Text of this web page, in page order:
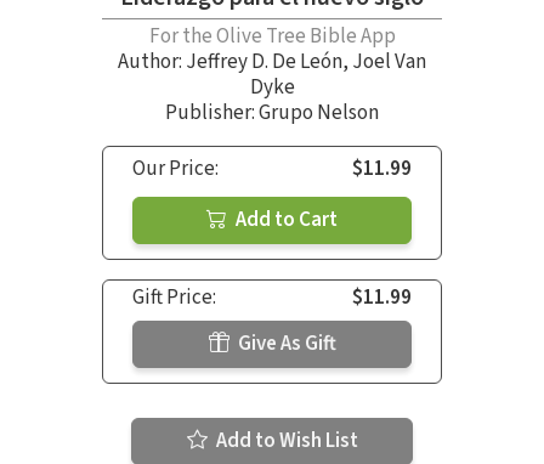
For the Olive Tree Bible App
Author: Jeffrey D. De León, Joel Van
Dyke
Publisher: Grupo Nelson
Our Price:
$11.99
Add to Cart
Gift Price:
$11.99
Give As Gift
Add to Wish List